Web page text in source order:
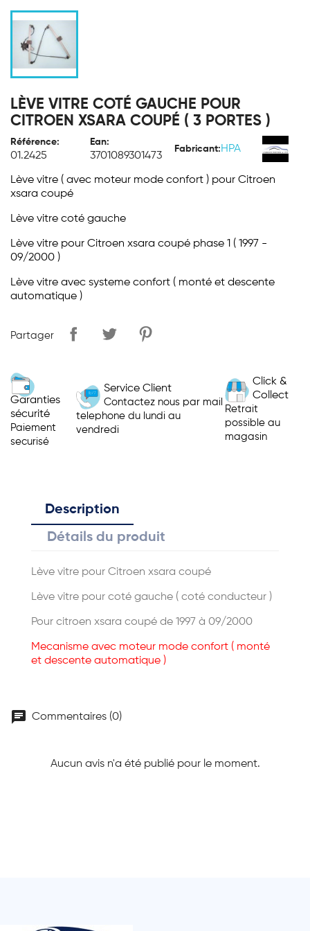
LÈVE VITRE COTÉ GAUCHE POUR
CITROEN XSARA COUPÉ ( 3 PORTES )
Référence:
01.2425
Ean:
3701089301473
Fabricant: HPA
Lève vitre ( avec moteur mode confort ) pour Citroen
xsara coupé
Lève vitre coté gauche
Lève vitre pour Citroen xsara coupé phase 1 ( 1997 -
09/2000 )
Lève vitre avec systeme confort ( monté et descente
automatique )
Partager
Garanties
sécurité
Paiement
securisé
Service Client
Contactez nous par mail
telephone du lundi au
vendredi
Click &
Collect
Retrait
possible au
magasin
Description
Détails du produit
Lève vitre pour Citroen xsara coupé
Lève vitre pour coté gauche ( coté conducteur )
Pour citroen xsara coupé de 1997 à 09/2000
Mecanisme avec moteur mode confort ( monté
et descente automatique )
chat Commentaires (0)
Aucun avis n'a été publié pour le moment.